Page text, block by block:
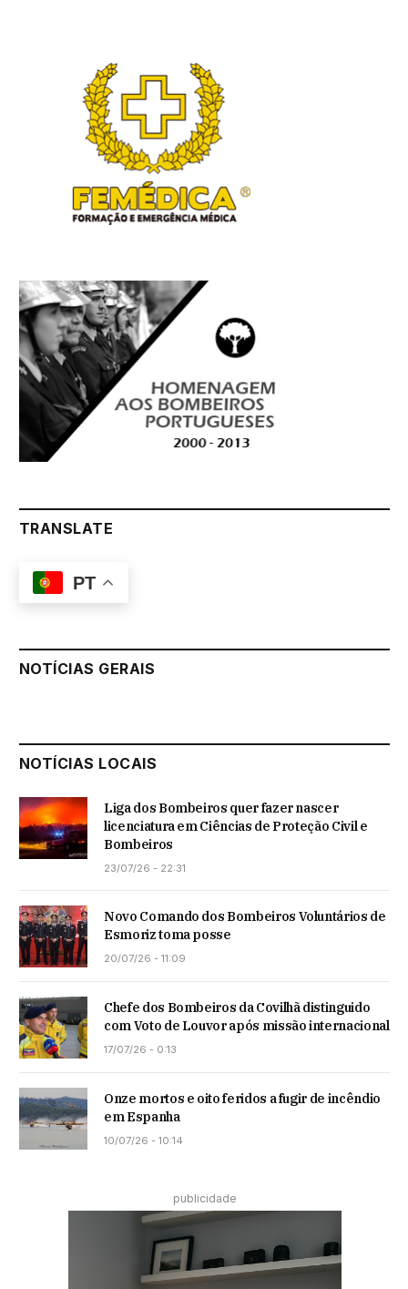
TRANSLATE
PT
NOTÍCIAS GERAIS
NOTÍCIAS LOCAIS
Liga dos Bombeiros quer fazer nascer
licenciatura em Ciências de Proteção Civil e
Bombeiros
23/07/26 - 22:31
Novo Comando dos Bombeiros Voluntários de
Esmoriz toma posse
20/07/26 - 11:09
Chefe dos Bombeiros da Covilhã distinguido
com Voto de Louvor após missão internacional
17/07/26 - 0:13
Onze mortos e oito feridos a fugir de incêndio
em Espanha
10/07/26 - 10:14
publicidade